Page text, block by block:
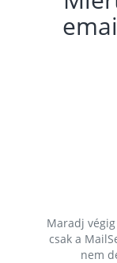
Maradj
csak a
nem